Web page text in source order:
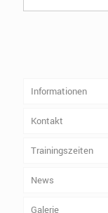
Informationen
Kontakt
Trainingszeiten
News
Galerie